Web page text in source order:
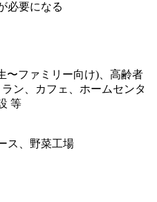
必要になる
〜ファミリー向け)、高齢者
ン、カフェ、ホームセンタ
等
ス、野菜工場